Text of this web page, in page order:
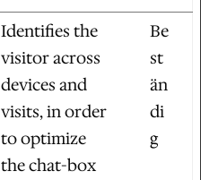
Identifies the
visitor across
devices and
visits, in order
to optimize
the chat-box
Be
st
än
di
g